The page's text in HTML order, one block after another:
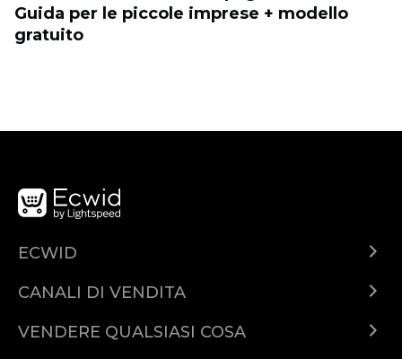
Guida per le piccole imprese + modello
gratuito
ECWID
Demo
Piani & Prezzi
CANALI DI VENDITA
Vendi su Facebook
VENDERE QUALSIASI COSA